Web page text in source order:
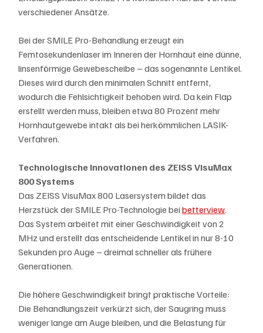
verschiedener Ansätze.
Bei der SMILE Pro-Behandlung erzeugt ein
Femtosekundenlaser im Inneren der Hornhaut eine dünne,
linsenförmige Gewebescheibe – das sogenannte Lentikel.
Dieses wird durch den minimalen Schnitt entfernt,
wodurch die Fehlsichtigkeit behoben wird. Da kein Flap
erstellt werden muss, bleiben etwa 80 Prozent mehr
Hornhautgewebe intakt als bei herkömmlichen LASIK-
Verfahren.
Technologische Innovationen des ZEISS VisuMax
800 Systems
Das ZEISS VisuMax 800 Lasersystem bildet das
Herzstück der SMILE Pro-Technologie bei betterview.
Das System arbeitet mit einer Geschwindigkeit von 2
MHz und erstellt das entscheidende Lentikel in nur 8-10
Sekunden pro Auge – dreimal schneller als frühere
Generationen.
Die höhere Geschwindigkeit bringt praktische Vorteile:
Die Behandlungszeit verkürzt sich, der Saugring muss
weniger lange am Auge bleiben, und die Belastung für